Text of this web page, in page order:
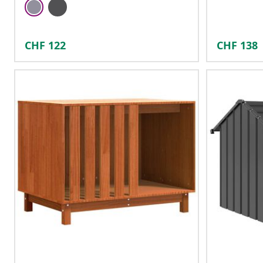
CHF 122 CHF 138